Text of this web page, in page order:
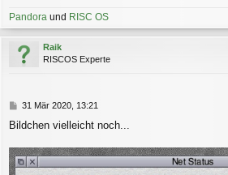
Pandora und RISC OS
Raik
RISCOS Experte
B
i
r
a
31 Mär 2020, 13:21
Bildchen vielleicht noch...